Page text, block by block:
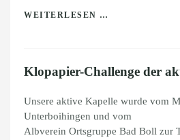
WEITERLESEN …
Klopapier-Challenge der
Unsere aktive Kapelle wurde vom
Unterboihingen und vom
Albverein Ortsgruppe Bad Boll zur